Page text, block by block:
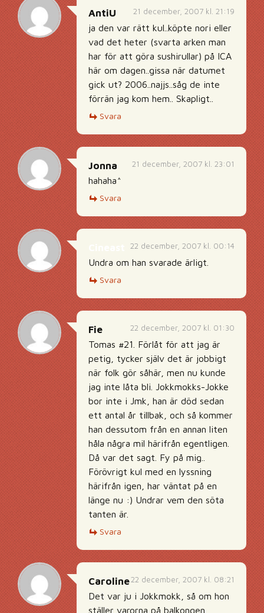
21 december, 2007 kl. 21:19
AntiU
ja den var rätt kul..köpte nori eller
vad det heter (svarta arken man
har för att göra sushirullar) på ICA
här om dagen..gissa när datumet
gick ut? 2006..najjs..såg de inte
förrän jag kom hem.. Skapligt..
Svara
21 december, 2007 kl. 23:01
Jonna
hahaha^
Svara
22 december, 2007 kl. 00:14
Undra om han svarade ärligt.
Svara
22 december, 2007 kl. 01:30
Fie
Tomas #21. Förlåt för att jag är
petig, tycker själv det är jobbigt
när folk gör såhär, men nu kunde
jag inte låta bli. Jokkmokks-Jokke
bor inte i Jmk, han är död sedan
ett antal år tillbak, och så kommer
han dessutom från en annan liten
håla några mil härifrån egentligen.
Då var det sagt. Fy på mig..
Förövrigt kul med en lyssning
härifrån igen, har väntat på en
länge nu :) Undrar vem den söta
tanten är.
Svara
22 december, 2007 kl. 08:21
Caroline
Det var ju i Jokkmokk, så om hon
ställer varorna på balkongen